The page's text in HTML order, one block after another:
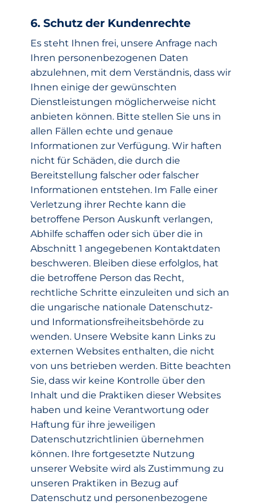
6. Schutz der Kundenrechte
Es steht Ihnen frei, unsere Anfrage nach
Ihren personenbezogenen Daten
abzulehnen, mit dem Verständnis, dass wir
Ihnen einige der gewünschten
Dienstleistungen möglicherweise nicht
anbieten können. Bitte stellen Sie uns in
allen Fällen echte und genaue
Informationen zur Verfügung. Wir haften
nicht für Schäden, die durch die
Bereitstellung falscher oder falscher
Informationen entstehen. Im Falle einer
Verletzung ihrer Rechte kann die
betroffene Person Auskunft verlangen,
Abhilfe schaffen oder sich über die in
Abschnitt 1 angegebenen Kontaktdaten
beschweren. Bleiben diese erfolglos, hat
die betroffene Person das Recht,
rechtliche Schritte einzuleiten und sich an
die ungarische nationale Datenschutz-
und Informationsfreiheitsbehörde zu
wenden. Unsere Website kann Links zu
externen Websites enthalten, die nicht
von uns betrieben werden. Bitte beachten
Sie, dass wir keine Kontrolle über den
Inhalt und die Praktiken dieser Websites
haben und keine Verantwortung oder
Haftung für ihre jeweiligen
Datenschutzrichtlinien übernehmen
können. Ihre fortgesetzte Nutzung
unserer Website wird als Zustimmung zu
unseren Praktiken in Bezug auf
Datenschutz und personenbezogene